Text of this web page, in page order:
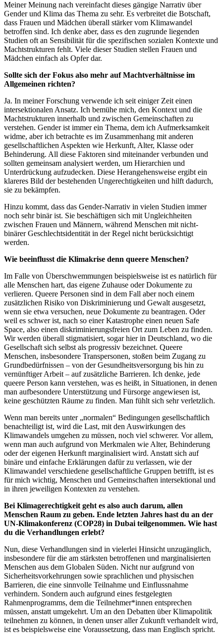
Meiner Meinung nach vereinfacht dieses gängige Narrativ über
Gender und Klima das Thema zu sehr. Es verbreitet die Botschaft,
dass Frauen und Mädchen überall stärker vom Klimawandel
betroffen sind. Ich denke aber, dass es den zugrunde liegenden
Studien oft an Sensibilität für die spezifischen sozialen Kontexte und
Machtstrukturen fehlt. Viele dieser Studien stellen Frauen und
Mädchen einfach als Opfer dar.
Sollte sich der Fokus also mehr auf Machtverhältnisse im
Allgemeinen richten?
Ja. In meiner Forschung verwende ich seit einiger Zeit einen
intersektionalen Ansatz. Ich bemühe mich, den Kontext und die
Machtstrukturen innerhalb und zwischen Gemeinschaften zu
verstehen. Gender ist immer ein Thema, dem ich Aufmerksamkeit
widme, aber ich betrachte es im Zusammenhang mit anderen
gesellschaftlichen Aspekten wie Herkunft, Alter, Klasse oder
Behinderung. All diese Faktoren sind miteinander verbunden und
sollten gemeinsam analysiert werden, um Hierarchien und
Unterdrückung aufzudecken. Diese Herangehensweise ergibt ein
klareres Bild der bestehenden Ungerechtigkeiten und hilft dadurch,
sie zu bekämpfen.
Hinzu kommt, dass das Gender-Narrativ in vielen Studien immer
noch sehr binär ist. Sie beschäftigen sich mit Ungleichheiten
zwischen Frauen und Männern, während Menschen mit nicht-
binärer Geschlechtsidentität in der Regel nicht berücksichtigt
werden.
Wie beeinflusst die Klimakrise denn queere Menschen?
Im Falle von Überschwemmungen beispielsweise ist es natürlich für
alle Menschen hart, das eigene Zuhause oder Dokumente zu
verlieren. Queere Personen sind in dem Fall aber noch einem
zusätzlichen Risiko von Diskriminierung und Gewalt ausgesetzt,
wenn sie etwa versuchen, neue Dokumente zu beantragen. Oder
weil es schwer ist, nach so einer Katastrophe einen neuen Safe
Space, also einen diskriminierungsfreien Ort zum Leben zu finden.
Wir werden überall stigmatisiert, sogar hier in Deutschland, wo die
Gesellschaft sich selbst als progressiv bezeichnet. Queere
Menschen, insbesondere Transpersonen, stoßen beim Zugang zu
Grundbedürfnissen – von der Gesundheitsversorgung bis hin zu
vernünftiger Arbeit – auf zusätzliche Barrieren. Ich denke, jede
queere Person kann verstehen, was es heißt, in Situationen, in denen
man aufbesondere Unterstützung und Fürsorge angewiesen ist,
keine geschützten Räume zu finden. Man fühlt sich sehr verletzlich.
Wenn man bereits unter „normalen“ Bedingungen gesellschaftlich
benachteiligt ist, wird die Last, mit den Auswirkungen des
Klimawandels umgehen zu müssen, noch viel schwerer. Vor allem,
wenn man auch aufgrund von Merkmalen wie Alter, Behinderung
oder der eigenen Herkunft marginalisiert wird. Anstatt sich auf
binäre und einfache Erklärungen dafür zu verlassen, wie der
Klimawandel verschiedene gesellschaftliche Gruppen betrifft, ist es
für mich wichtig, Menschen und Gemeinschaften intersektional und
in ihren jeweiligen Kontexten zu verstehen.
Bei Klimagerechtigkeit geht es also auch darum, allen
Menschen Raum zu geben. Ende letzten Jahres hast du an der
UN-Klimakonferenz (COP28) in Dubai teilgenommen. Wie hast
du die Verhandlungen erlebt?
Nun, diese Verhandlungen sind in vielerlei Hinsicht unzugänglich,
insbesondere für die am stärksten betroffenen und marginalisierten
Menschen aus dem Globalen Süden. Nicht nur aufgrund von
Sicherheitsvorkehrungen sowie sprachlichen und physischen
Barrieren, die eine sinnvolle Teilnahme und Einflussnahme
verhindern. Sondern auch aufgrund eines festgelegten
Rahmenprogramms, dem die Teilnehmer*innen entsprechen
müssen, anstatt umgekehrt. Um an den Debatten über Klimapolitik
teilnehmen zu können, in denen unser aller Zukunft verhandelt wird,
ist es beispielsweise eine Voraussetzung, dass man Englisch spricht.